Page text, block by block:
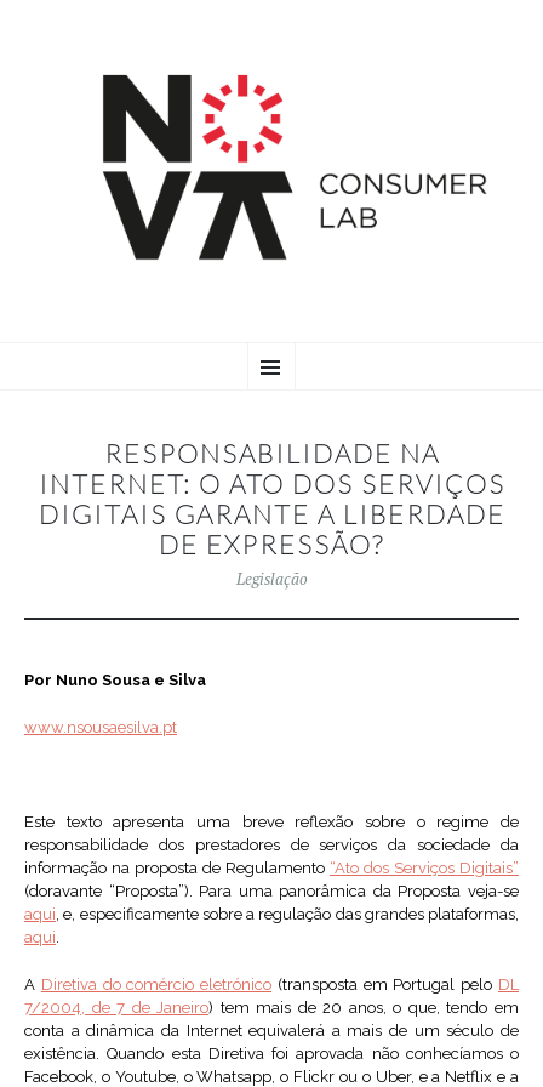
TO
RESPONSABILIDADE NA
INTERNET: O ATO DOS SERVIÇOS
DIGITAIS GARANTE A LIBERDADE
DE EXPRESSÃO?
Legislação
Por Nuno Sousa e Silva
www.nsousaesilva.pt
Este texto apresenta uma breve reflexão sobre o regime de
responsabilidade dos prestadores de serviços da sociedade da
informação na proposta de Regulamento “Ato dos Serviços Digitais”
(doravante “Proposta”). Para uma panorâmica da Proposta veja-se
aqui, e, especificamente sobre a regulação das grandes plataformas,
aqui.
A Diretiva do comércio eletrónico (transposta em Portugal pelo DL
7/2004, de 7 de Janeiro) tem mais de 20 anos, o que, tendo em
conta a dinâmica da Internet equivalerá a mais de um século de
existência. Quando esta Diretiva foi aprovada não conhecíamos o
Facebook, o Youtube, o Whatsapp, o Flickr ou o Uber, e a Netflix e a